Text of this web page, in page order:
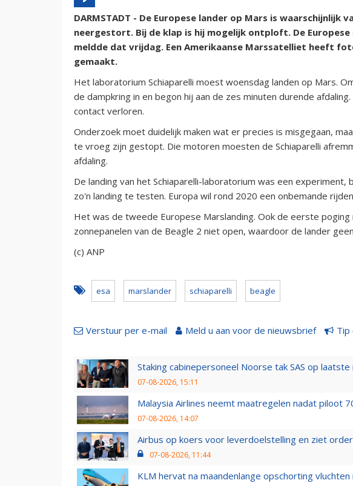
DARMSTADT - De Europese lander op Mars is
neergestort. Bij de klap is hij mogelijk ontploft. De
meldde dat vrijdag. Een Amerikaanse Marssatelliet heeft
gemaakt.
Het laboratorium Schiaparelli moest woensdag landen op Mars.
de dampkring in en begon hij aan de zes minuten durende
contact verloren.
Onderzoek moet duidelijk maken wat er precies is misgegaan,
te vroeg zijn gestopt. Die motoren moesten de Schiaparelli
afdaling.
De landing van het Schiaparelli-laboratorium was een
zo'n landing te testen. Europa wil rond 2020 een onbemande
Het was de tweede Europese Marslanding. Ook de eerste poging
zonnepanelen van de Beagle 2 niet open, waardoor de lander
(c) ANP
esa marslander schiaparelli beagle
Verstuur per e-mail Meld u aan voor de nieuwsbrief Tip
Staking cabinepersoneel Noorse tak SAS op
07-08-2026, 15:11
Malaysia Airlines neemt maatregelen nadat piloot
07-08-2026, 14:07
Airbus op koers voor leverdoelstelling en ziet
07-08-2026, 11:44
KLM hervat na maandenlange opschorting vluchten